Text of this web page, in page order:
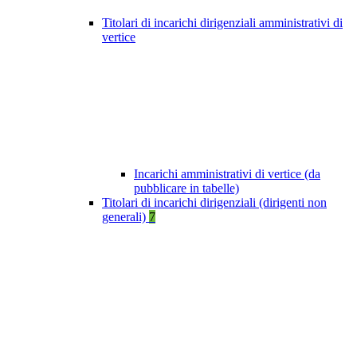
Titolari di incarichi dirigenziali amministrativi di
vertice
Incarichi amministrativi di vertice (da
pubblicare in tabelle)
Titolari di incarichi dirigenziali (dirigenti non
generali) 7